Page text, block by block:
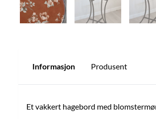
Informasjon Produsent
Et vakkert hagebord med